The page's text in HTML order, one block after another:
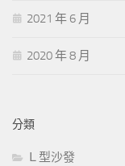
2021 年 6 月
2020 年 8 月
分類
Ｌ型沙發